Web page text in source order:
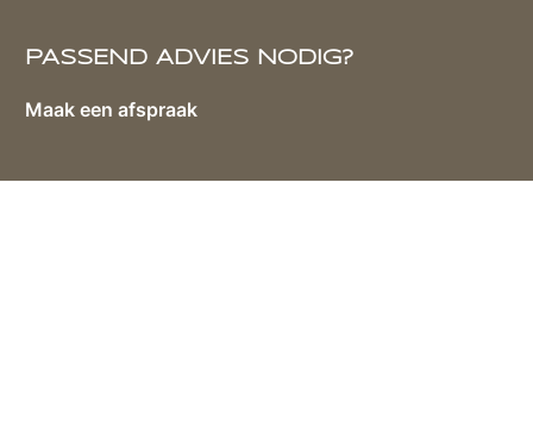
PASSEND ADVIES NODIG?
Maak een afspraak